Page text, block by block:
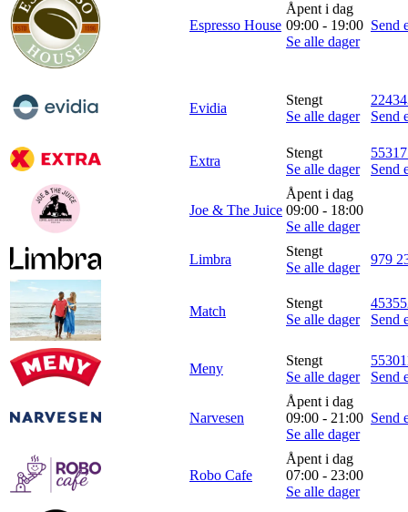
Espresso House
Åpent i dag
09:00 - 19:00
Se alle dager
Send
Evidia
Stengt
Se alle dager
Send
Extra
Stengt
Se alle dager
Send
Joe & The Juice
Åpent i dag
09:00 - 18:00
Se alle dager
Limbra
Stengt
Se alle dager
979
Match
Stengt
Se alle dager
Send
Meny
Stengt
Se alle dager
Send
Narvesen
Åpent i dag
09:00 - 21:00
Se alle dager
Send
Robo Cafe
Åpent i dag
07:00 - 23:00
Se alle dager